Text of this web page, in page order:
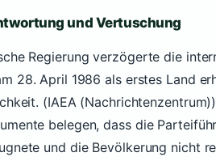
und Vertuschung
Regierung verzögerte die
28. April 1986 als erstes Land
(IAEA (Nachrichtenzentrum))
belegen, dass die
und die Bevölkerung nicht